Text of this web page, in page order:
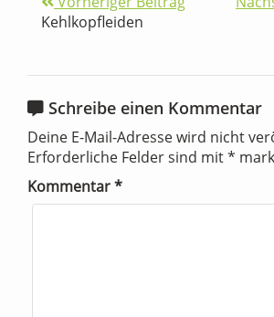
Kehlkopfleiden
Schreibe einen Kommentar
Deine E-Mail-Adresse wird nicht
Erforderliche Felder sind mit*
Kommentar*